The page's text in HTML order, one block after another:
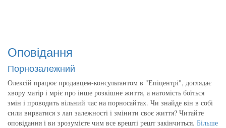
Оповідання
Порнозалежний
Олексій працює продавцем-консультантом в "Епіцентрі", доглядає
хвору матір і мріє про інше розкішне життя, а натомість боїться
змін і проводить вільний час на порносайтах. Чи знайде він в собі
сили вирватися з лап залежності і змінити своє життя? Читайте
оповідання і ви зрозумієте чим все врешті решт закінчиться. Більше